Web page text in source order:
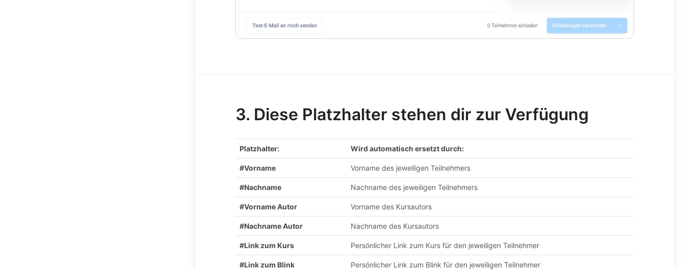
3. Diese Platzhalter stehen dir zur Verfügung
Platzhalter: Wird automatisch ersetzt durch:
#Vorname Vorname des jeweiligen Teilnehmers
#Nachname Nachname des jeweiligen Teilnehmers
#Vorname Autor Vorname des Kursautors
#Nachname Autor Nachname des Kursautors
#Link zum Kurs Persönlicher Link zum Kurs für den jeweiligen Teilnehmer
#Link zum Blink Persönlicher Link zum Blink für den jeweiligen Teilnehmer